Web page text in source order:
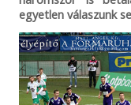
egyetlen válaszunk